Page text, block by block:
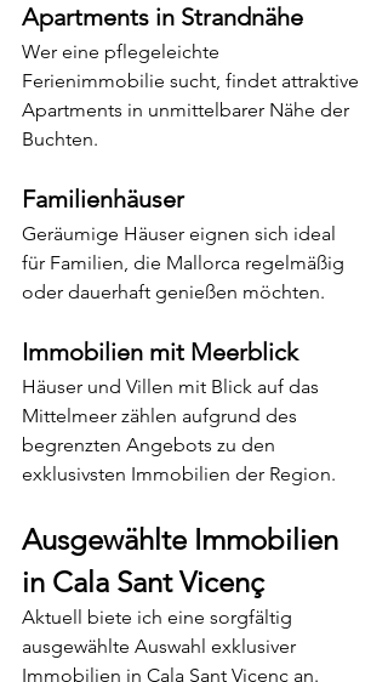
Apartments in Strandnähe
Wer eine pflegeleichte
Ferienimmobilie sucht, findet attraktive
Apartments in unmittelbarer Nähe der
Buchten.
Familienhäuser
Geräumige Häuser eignen sich ideal
für Familien, die Mallorca regelmäßig
oder dauerhaft genießen möchten.
Immobilien mit Meerblick
Häuser und Villen mit Blick auf das
Mittelmeer zählen aufgrund des
begrenzten Angebots zu den
exklusivsten Immobilien der Region.
Ausgewählte Immobilien
in Cala Sant Vicenç
Aktuell biete ich eine sorgfältig
ausgewählte Auswahl exklusiver
Immobilien in Cala Sant Vicenç an.